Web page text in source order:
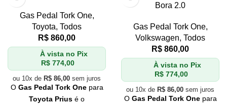
Gas Pedal Tork One,
Toyota, Todos
R$ 860,00
À vista no Pix
R$ 774,00
ou 10x de R$ 86,00 sem juros
O Gas Pedal Tork Onepara
Toyota Prius é o
Bora 2.0
Gas Pedal Tork One,
Volkswagen, Todos
R$ 860,00
À vista no Pix
R$ 774,00
ou 10x de R$ 86,00 sem juros
O Gas Pedal Tork Onepara